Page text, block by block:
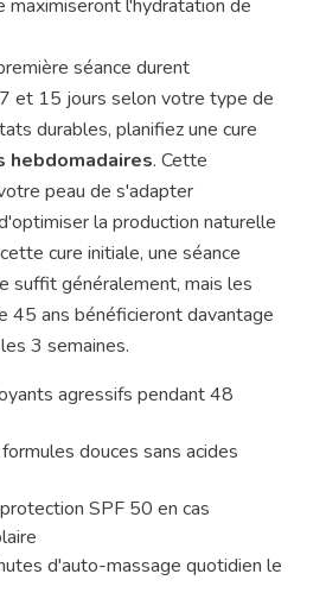
maximiseront l'hydratation de
séance durent
et 15 jours selon votre type de
durables, planifiez une cure
hebdomadaires. Cette
peau de s'adapter
la production naturelle
cure initiale, une séance
suffit généralement, mais les
45 ans bénéficieront davantage
3 semaines.
agressifs pendant 48
douces sans acides
SPF 50 en cas
d'auto-massage quotidien le